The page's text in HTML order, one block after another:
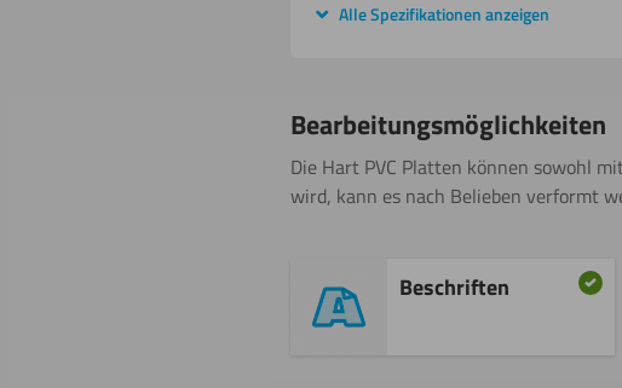
Alle Spezifikationen anzeigen
Bearbeitungsmöglichkeiten
Die Hart PVC Platten können sowohl
wird, kann es nach Belieben verformt
Beschriften